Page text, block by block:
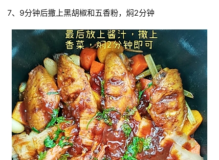
7、9分钟后撒上黑胡椒和五香粉，焖2分钟